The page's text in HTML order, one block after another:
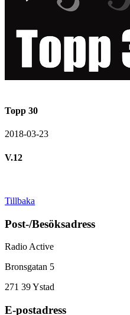
Topp 30
2018-03-23
V.12
Tillbaka
Post-/Besöksadress
Radio Active
Bronsgatan 5
271 39Ystad
E-postadress